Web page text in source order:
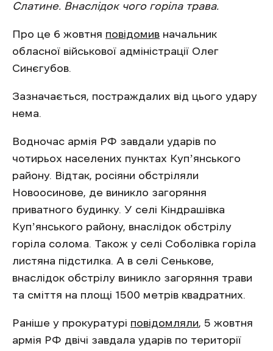
Слатине. Внаслідок чого горіла трава.
Про це 6 жовтня повідомив начальник
обласної військової адміністрації Олег
Синєгубов.
Зазначається, постраждалих від цього удару
нема.
Водночас армія РФ завдали ударів по
чотирьох населених пунктах Купʼянського
району. Відтак, росіяни обстріляли
Новоосинове, де виникло загоряння
приватного будинку. У селі Кіндрашівка
Купʼянського району, внаслідок обстрілу
горіла солома. Також у селі Соболівка горіла
листяна підстилка. А в селі Сенькове,
внаслідок обстрілу виникло загоряння трави
та сміття на площі 1500 метрів квадратних.
Раніше у прокуратурі повідомляли, 5 жовтня
армія РФ двічі завдала ударів по території